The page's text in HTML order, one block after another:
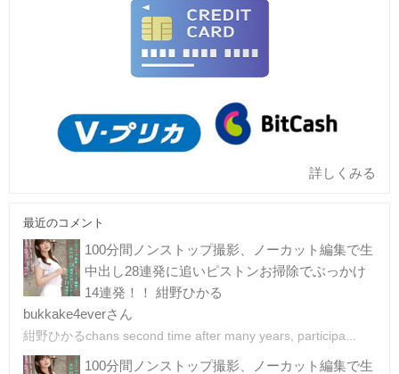
詳しくみる
最近のコメント
100分間ノンストップ撮影、ノーカット編集で生
中出し28連発に追いピストンお掃除でぶっかけ
14連発！！ 紺野ひかる
bukkake4everさん
紺野ひかるchans second time after many years, participa...
100分間ノンストップ撮影、ノーカット編集で生